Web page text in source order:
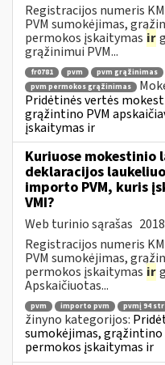
Registracijos numeris
PVM sumokėjimas,
permokos įskaitymas ir
grąžinimui PVM...
fr0781 pvm pvm grąžinimas
pvm permokos grąžinimas
Pridėtinės vertės
grąžintino PVM
įskaitymas ir
Kuriuose mokestinio
deklaracijos
importo PVM, kuris
VMI?
Web turinio sąrašas
Registracijos numeris
PVM sumokėjimas,
permokos įskaitymas ir
Apskaičiuotas...
pvm importo pvm pvmį 94 str
žinyno kategorijos:
sumokėjimas, grąžintino
permokos įskaitymas ir